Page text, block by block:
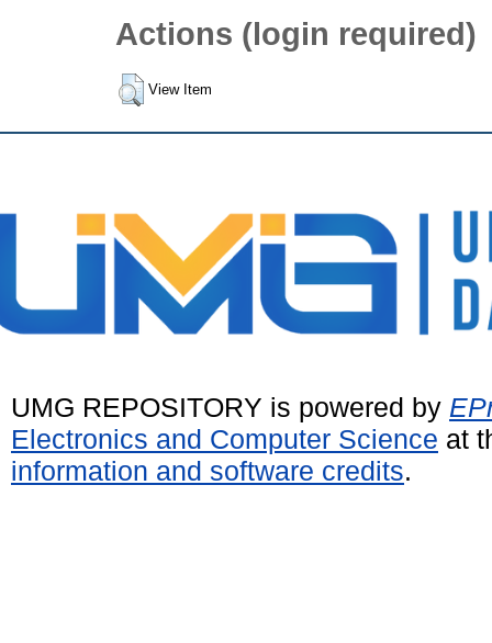
Actions (login required)
View Item
UMG REPOSITORY is powered by
Electronics and Computer Science at
information and software credits.